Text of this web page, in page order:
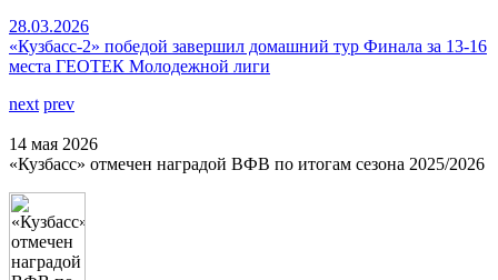
28.03.2026
«Кузбасс-2» победой завершил домашний тур Финала за 13-16
места ГЕОТЕК Молодежной лиги
next prev
14 мая 2026
«Кузбасс» отмечен наградой ВФВ по итогам сезона 2025/2026